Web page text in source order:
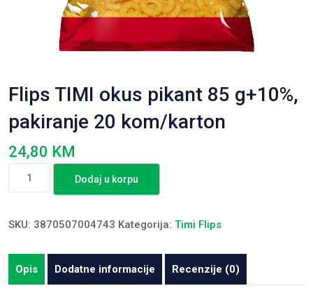
Flips TIMI okus pikant 85 g+10%,
pakiranje 20 kom/karton
24,80 KM
pikant
g+10%,
pakiranje
20
Dodaj u korpu
SKU: 3870507004743 Kategorija: Timi Flips
Opis Dodatne informacije Recenzije (0)